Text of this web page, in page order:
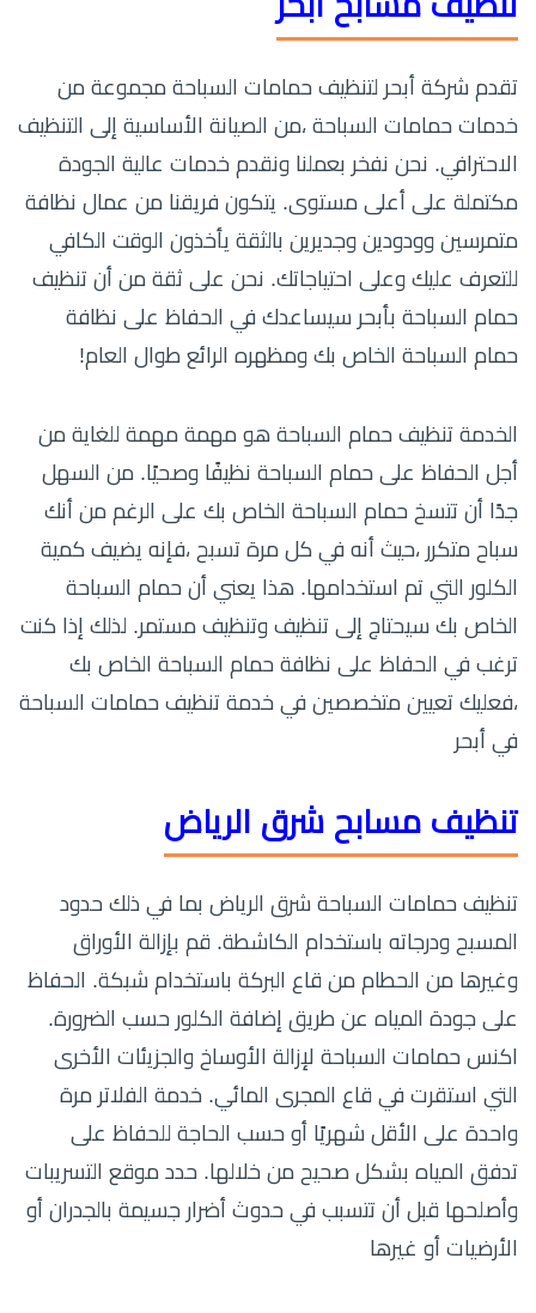
تقدم شركة أبحر لتنظيف حمامات السباحة مجموعة من
خدمات حمامات السباحة ،من الصيانة الأساسية إلى التنظيف
الاحترافي. نحن نفخر بعملنا ونقدم خدمات عالية الجودة
مكتملة على أعلى مستوى. يتكون فريقنا من عمال نظافة
متمرسين وودودين وجديرين بالثقة يأخذون الوقت الكافي
للتعرف عليك وعلى احتياجاتك. نحن على ثقة من أن تنظيف
حمام السباحة بأبحر سيساعدك في الحفاظ على نظافة
حمام السباحة الخاص بك ومظهره الرائع طوال العام!
الخدمة تنظيف حمام السباحة هو مهمة مهمة للغاية من
أجل الحفاظ على حمام السباحة نظيفًا وصحيًا. من السهل
جدًا أن تتسخ حمام السباحة الخاص بك على الرغم من أنك
سباح متكرر ،حيث أنه في كل مرة تسبح ،فإنه يضيف كمية
الكلور التي تم استخدامها. هذا يعني أن حمام السباحة
الخاص بك سيحتاج إلى تنظيف وتنظيف مستمر. لذلك إذا كنت
ترغب في الحفاظ على نظافة حمام السباحة الخاص بك
،فعليك تعيين متخصصين في خدمة تنظيف حمامات السباحة
في أبحر
تنظيف مسابح شرق الرياض
تنظيف حمامات السباحة شرق الرياض بما في ذلك حدود
المسبح ودرجاته باستخدام الكاشطة. قم بإزالة الأوراق
وغيرها من الحطام من قاع البركة باستخدام شبكة. الحفاظ
على جودة المياه عن طريق إضافة الكلور حسب الضرورة.
اكنس حمامات السباحة لإزالة الأوساخ والجزيئات الأخرى
التي استقرت في قاع المجرى المائي. خدمة الفلاتر مرة
واحدة على الأقل شهريًا أو حسب الحاجة للحفاظ على
تدفق المياه بشكل صحيح من خلالها. حدد موقع التسريبات
وأصلحها قبل أن تتسبب في حدوث أضرار جسيمة بالجدران أو
الأرضيات أو غيرها